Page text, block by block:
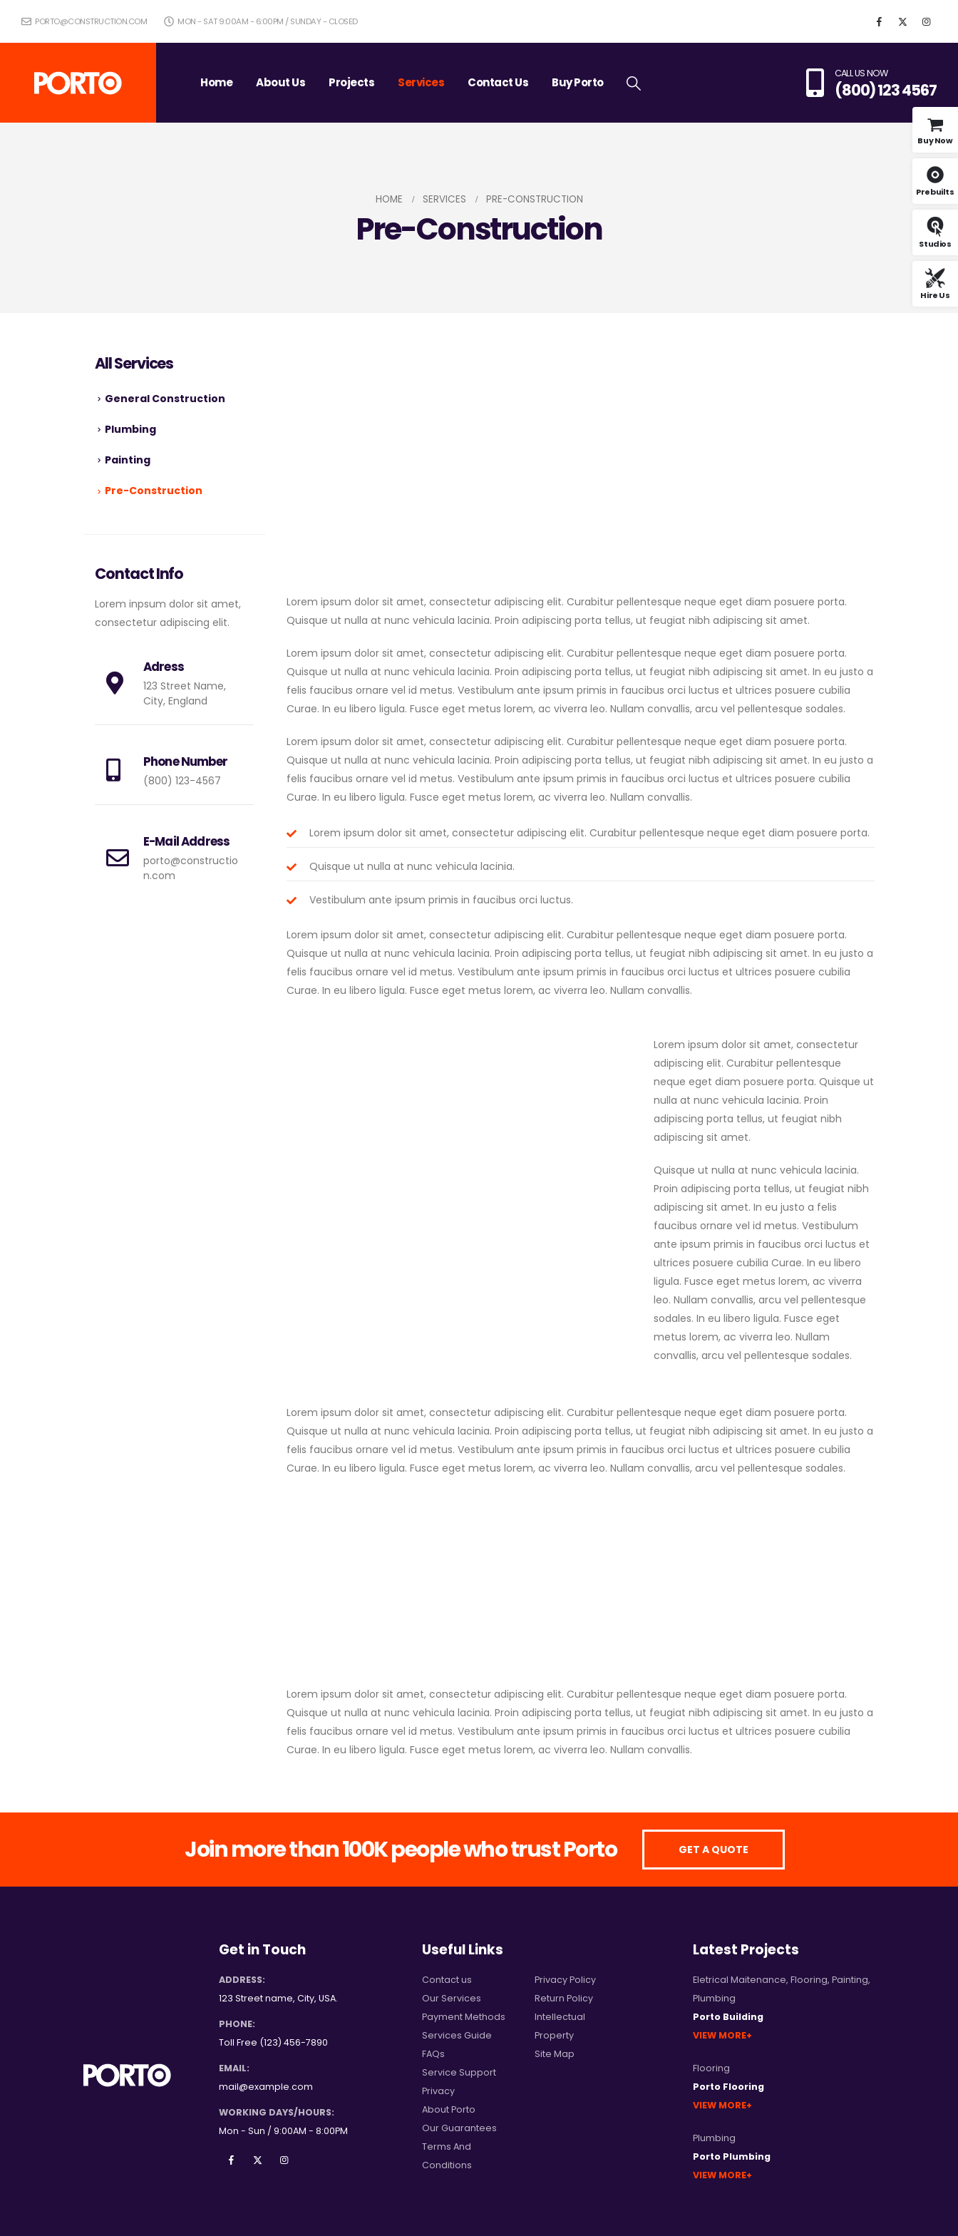
PORTO@CONSTRUCTION.COM MON - SAT 9:00AM - 6:00PM / SUNDAY - CLOSED
Home About Us Projects Services Contact Us Buy Porto
CALL US NOW
(800) 123 4567
HOME SERVICES PRE-CONSTRUCTION
Pre-Construction
Lorem ipsum dolor sit amet, consectetur adipiscing elit. Curabitur pellentesque neque eget diam posuere porta.
Quisque ut nulla at nunc vehicula lacinia. Proin adipiscing porta tellus, ut feugiat nibh adipiscing sit amet.
Lorem ipsum dolor sit amet, consectetur adipiscing elit. Curabitur pellentesque neque eget diam posuere porta.
Quisque ut nulla at nunc vehicula lacinia. Proin adipiscing porta tellus, ut feugiat nibh adipiscing sit amet. In eu justo a
felis faucibus ornare vel id metus. Vestibulum ante ipsum primis in faucibus orci luctus et ultrices posuere cubilia
Curae. In eu libero ligula. Fusce eget metus lorem, ac viverra leo. Nullam convallis, arcu vel pellentesque sodales.
Lorem ipsum dolor sit amet, consectetur adipiscing elit. Curabitur pellentesque neque eget diam posuere porta.
Quisque ut nulla at nunc vehicula lacinia. Proin adipiscing porta tellus, ut feugiat nibh adipiscing sit amet. In eu justo a
felis faucibus ornare vel id metus. Vestibulum ante ipsum primis in faucibus orci luctus et ultrices posuere cubilia
Curae. In eu libero ligula. Fusce eget metus lorem, ac viverra leo. Nullam convallis.
Lorem ipsum dolor sit amet, consectetur adipiscing elit. Curabitur pellentesque neque eget diam posuere porta.
Quisque ut nulla at nunc vehicula lacinia.
Vestibulum ante ipsum primis in faucibus orci luctus.
Lorem ipsum dolor sit amet, consectetur adipiscing elit. Curabitur pellentesque neque eget diam posuere porta.
Quisque ut nulla at nunc vehicula lacinia. Proin adipiscing porta tellus, ut feugiat nibh adipiscing sit amet. In eu justo a
felis faucibus ornare vel id metus. Vestibulum ante ipsum primis in faucibus orci luctus et ultrices posuere cubilia
Curae. In eu libero ligula. Fusce eget metus lorem, ac viverra leo. Nullam convallis.
Lorem ipsum dolor sit amet, consectetur
adipiscing elit. Curabitur pellentesque
neque eget diam posuere porta. Quisque ut
nulla at nunc vehicula lacinia. Proin
adipiscing porta tellus, ut feugiat nibh
adipiscing sit amet.
Quisque ut nulla at nunc vehicula lacinia.
Proin adipiscing porta tellus, ut feugiat nibh
adipiscing sit amet. In eu justo a felis
faucibus ornare vel id metus. Vestibulum
ante ipsum primis in faucibus orci luctus et
ultrices posuere cubilia Curae. In eu libero
ligula. Fusce eget metus lorem, ac viverra
leo. Nullam convallis, arcu vel pellentesque
sodales. In eu libero ligula. Fusce eget
metus lorem, ac viverra leo. Nullam
convallis, arcu vel pellentesque sodales.
Lorem ipsum dolor sit amet, consectetur adipiscing elit. Curabitur pellentesque neque eget diam posuere porta.
Quisque ut nulla at nunc vehicula lacinia. Proin adipiscing porta tellus, ut feugiat nibh adipiscing sit amet. In eu justo a
felis faucibus ornare vel id metus. Vestibulum ante ipsum primis in faucibus orci luctus et ultrices posuere cubilia
Curae. In eu libero ligula. Fusce eget metus lorem, ac viverra leo. Nullam convallis, arcu vel pellentesque sodales.
Lorem ipsum dolor sit amet, consectetur adipiscing elit. Curabitur pellentesque neque eget diam posuere porta.
Quisque ut nulla at nunc vehicula lacinia. Proin adipiscing porta tellus, ut feugiat nibh adipiscing sit amet. In eu justo a
felis faucibus ornare vel id metus. Vestibulum ante ipsum primis in faucibus orci luctus et ultrices posuere cubilia
Curae. In eu libero ligula. Fusce eget metus lorem, ac viverra leo. Nullam convallis.
All Services
General Construction
Plumbing
Painting
Pre-Construction
Contact Info
Lorem inpsum dolor sit amet,
consectetur adipiscing elit.
Adress
123 Street Name,
City, England
Phone Number
(800) 123-4567
E-Mail Address
porto@constructio
n.com
Join more than 100K people who trust Porto GET A QUOTE
Get in Touch
ADDRESS:
123 Street name, City, USA.
PHONE:
Toll Free (123) 456-7890
EMAIL:
mail@example.com
WORKING DAYS/HOURS:
Mon - Sun / 9:00AM - 8:00PM
Useful Links
Contact us
Our Services
Payment Methods
Services Guide
FAQs
Service Support
Privacy
About Porto
Our Guarantees
Terms And
Conditions
Privacy Policy
Return Policy
Intellectual
Property
Site Map
Latest Projects
Eletrical Maitenance, Flooring, Painting,
Plumbing
Porto Building
VIEW MORE
Flooring
Porto Flooring
VIEW MORE
Plumbing
Porto Plumbing
VIEW MORE
Buy Now
Prebuilts
Studios
Hire Us